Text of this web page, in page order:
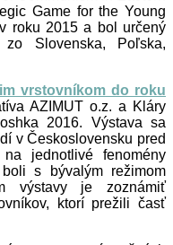
Game for the Young
roku 2015 a bol určený
Slovenska, Poľska,
vrstovníkom do roku
AZIMUT o.z. a Kláry
2016. Výstava sa
v Československu pred
jednotlivé fenomény
s bývalým režimom
výstavy je zoznámiť
ktorí prežili časť